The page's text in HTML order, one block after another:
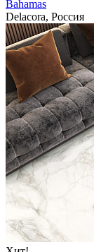
Bahamas
Delacora, Россия